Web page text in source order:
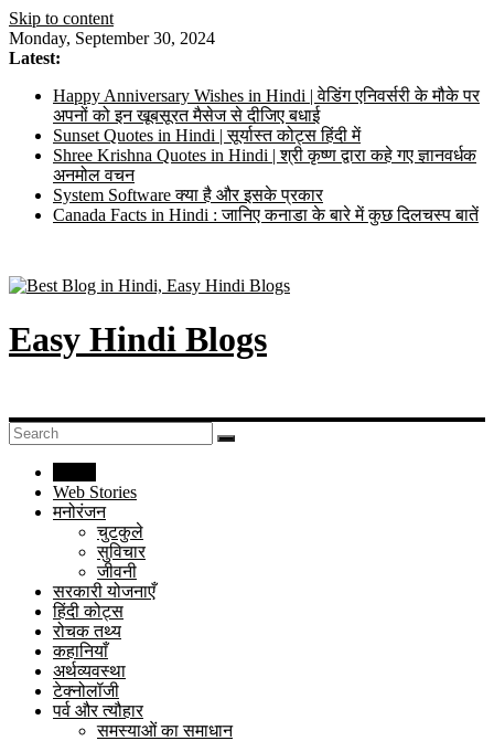
Skip to content
Monday, September 30, 2024
Latest:
Happy Anniversary Wishes in Hindi | वेडिंग एनिवर्सरी के मौके पर
अपनों को इन खूबसूरत मैसेज से दीजिए बधाई
Sunset Quotes in Hindi | सूर्यास्त कोट्स हिंदी में
Shree Krishna Quotes in Hindi | श्री कृष्ण द्वारा कहे गए ज्ञानवर्धक
अनमोल वचन
System Software क्या है और इसके प्रकार
Canada Facts in Hindi : जानिए कनाडा के बारे में कुछ दिलचस्प बातें
Easy Hindi Blogs
Web Stories
मनोरंजन
चुटकुले
सुविचार
जीवनी
सरकारी योजनाएँ
हिंदी कोट्स
रोचक तथ्य
कहानियाँ
अर्थव्यवस्था
टेक्नोलॉजी
पर्व और त्यौहार
समस्याओं का समाधान